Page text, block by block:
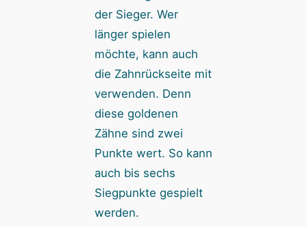
der Sieger. Wer
länger spielen
möchte, kann auch
die Zahnrückseite mit
verwenden. Denn
diese goldenen
Zähne sind zwei
Punkte wert. So kann
auch bis sechs
Siegpunkte gespielt
werden.